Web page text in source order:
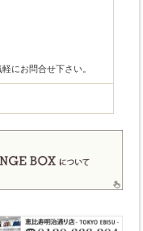
にお問合せ下さい。